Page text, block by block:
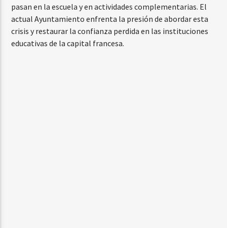
pasan en la escuela y en actividades complementarias. El
actual Ayuntamiento enfrenta la presión de abordar esta
crisis y restaurar la confianza perdida en las instituciones
educativas de la capital francesa.